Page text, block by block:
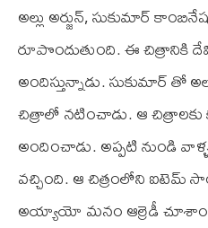
అల్లు అర్జున్, సుకుమార్
రూపొందుతుంది. ఈ చిత్రానికి
అందిస్తున్నాడు. సుకుమార్ తో
చిత్రాలో నటించాడు. ఆ చిత్రాలకు
అందించాడు. అప్పటి నుండి
వచ్చింది. ఆ చిత్రంలోని ఐటెమ్
అయ్యాయో మనం ఆల్రెడీ